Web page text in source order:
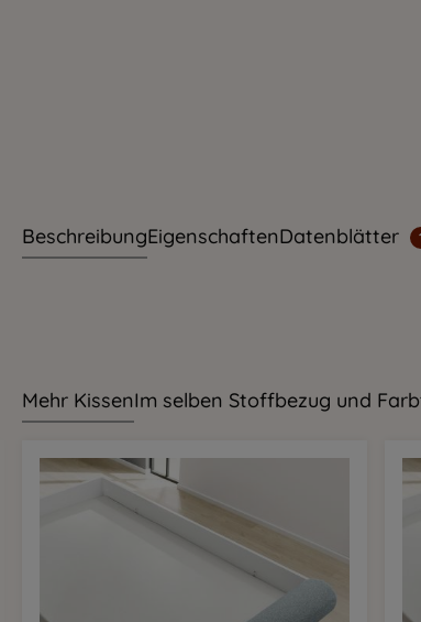
BeschreibungEigenschaftenDatenblätter
Mehr KissenIm selben Stoffbezug und
Produktgalerie überspringen